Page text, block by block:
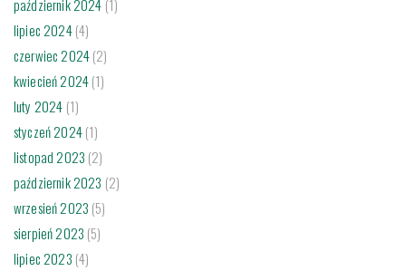
październik 2024 (1)
lipiec 2024(4)
czerwiec 2024(2)
kwiecień 2024(1)
luty 2024 (1)
styczeń 2024(1)
listopad 2023 (2)
październik 2023 (2)
wrzesień 2023 (5)
sierpień 2023 (5)
lipiec 2023 (4)